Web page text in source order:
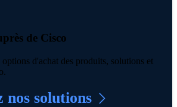
de Cisco
options d'achat des produits, solutions et
nos solutions